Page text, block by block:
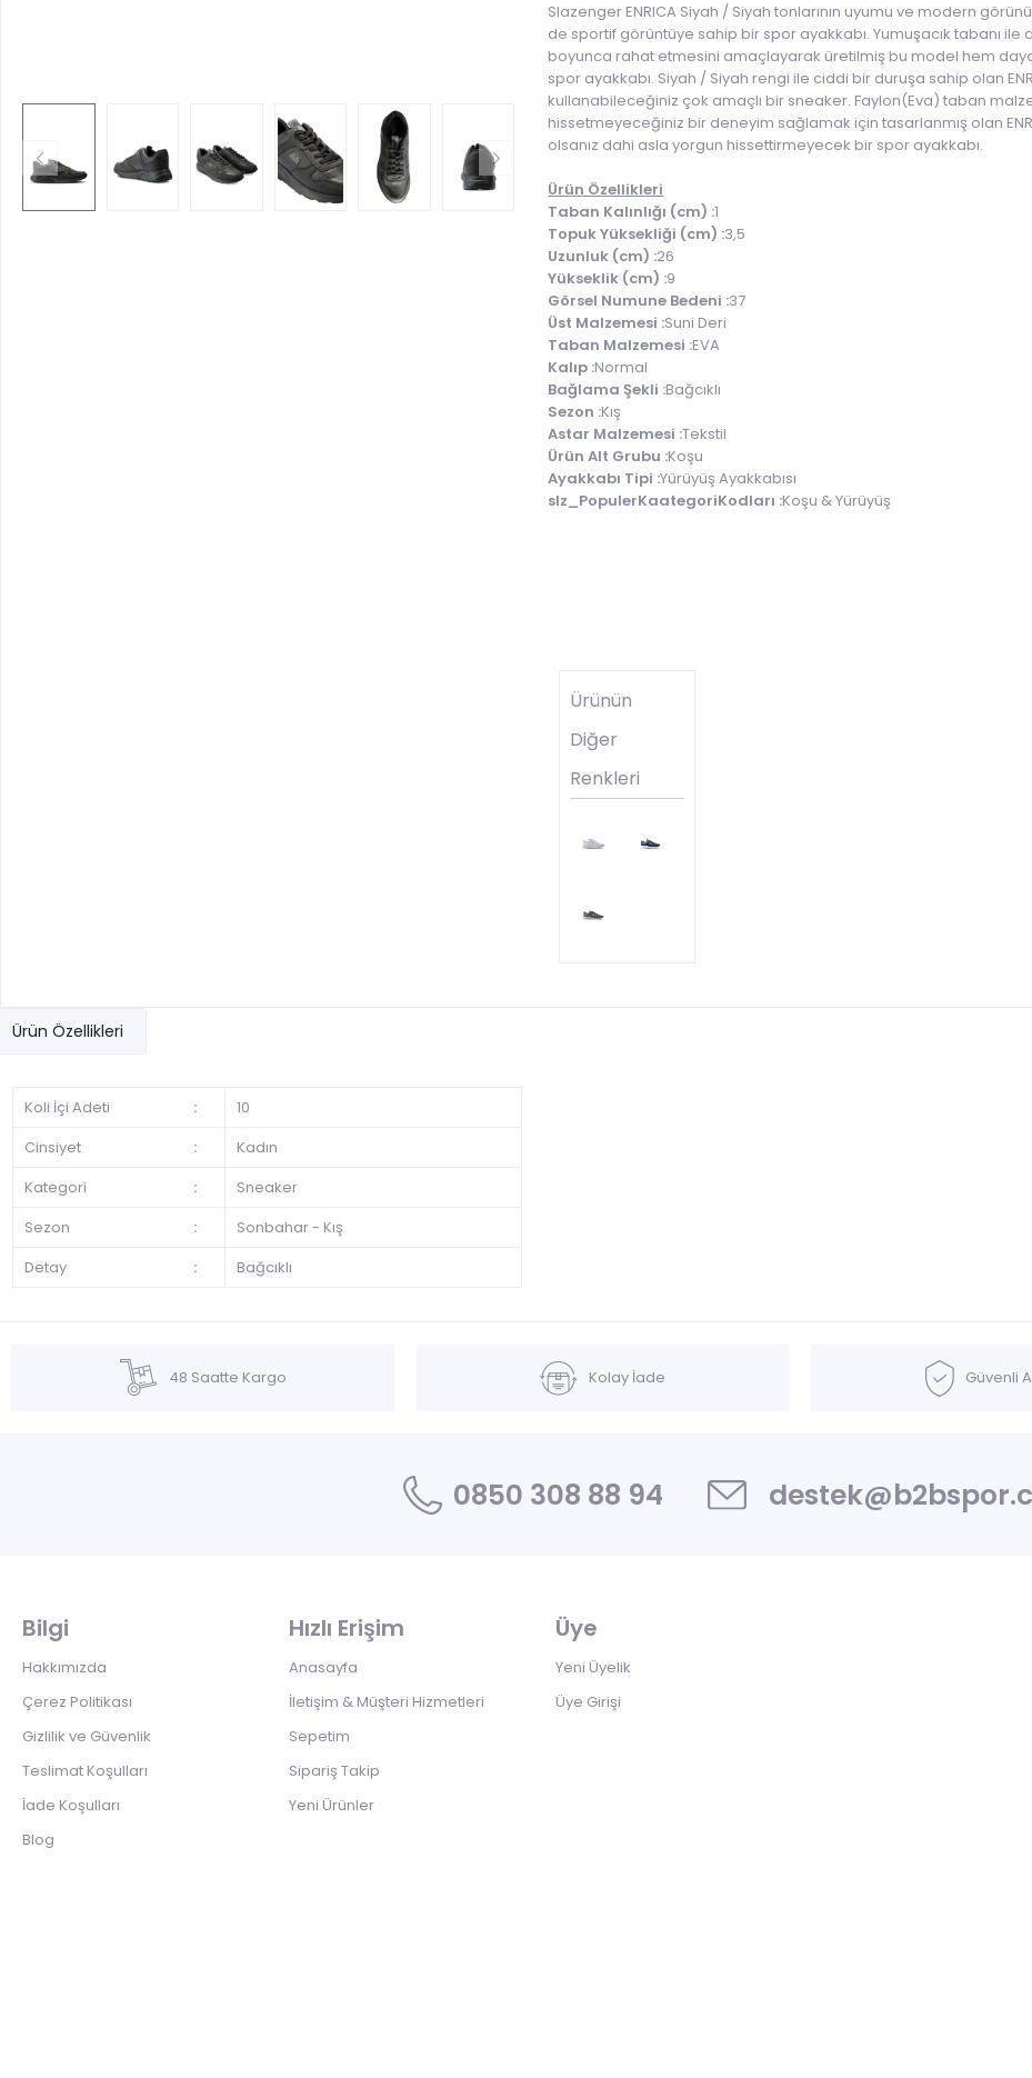
Slazenger ENRICA Siyah / Siyah tonlarının uyumu ve modern
de sportif görüntüye sahip bir spor ayakkabı. Yumuşacık tabanı ile
boyunca rahat etmesini amaçlayarak üretilmiş bu model hem
spor ayakkabı. Siyah / Siyah rengi ile ciddi bir duruşa sahip olan
kullanabileceğiniz çok amaçlı bir sneaker. Faylon(Eva) taban
hissetmeyeceğiniz bir deneyim sağlamak için tasarlanmış olan
olsanız dahi asla yorgun hissettirmeyecek bir spor ayakkabı.
Ürün Özellikleri
Taban Kalınlığı (cm) :1
Topuk Yüksekliği (cm) :3,5
Uzunluk (cm) :26
Yükseklik (cm) :9
Görsel Numune Bedeni :37
Üst Malzemesi :Suni Deri
Taban Malzemesi :EVA
Kalıp :Normal
Bağlama Şekli :Bağcıklı
Sezon :Kış
Astar Malzemesi :Tekstil
Ürün Alt Grubu :Koşu
Ayakkabı Tipi :Yürüyüş Ayakkabısı
slz_PopulerKaategoriKodları :Koşu & Yürüyüş
Ürünün
Diğer
Renkleri
Ürün Özellikleri
Koli İçi Adeti :
10
Cinsiyet
:
Kadın
Kategori
:
Sneaker
Sezon
:
Sonbahar - Kış
Detay
: Bağcıklı
48 Saatte Kargo Kolay İade Güvenli
0850 308 88 94
Bilgi
Hakkımızda
Çerez Politikası
Gizlilik ve Güvenlik
Teslimat Koşulları
İade Koşulları
Blog
Hızlı Erişim
Anasayfa
İletişim & Müşteri Hizmetleri
Sepetim
Sipariş Takip
Yeni Ürünler
Üye
Yeni Üyelik
Üye Girişi